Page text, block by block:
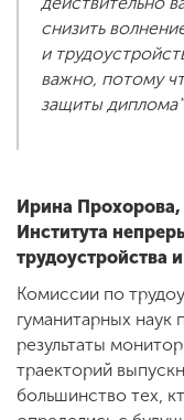
снизить
и
важно, потому
защиты
Ирина Прохорова,
Института
трудоустройства
Комиссии по
гуманитарных наук
результаты
траекторий
большинство тех,